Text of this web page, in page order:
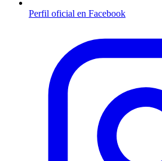
Perfil oficial en Facebook